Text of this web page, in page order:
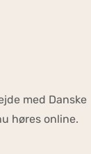
med Danske
høres online.